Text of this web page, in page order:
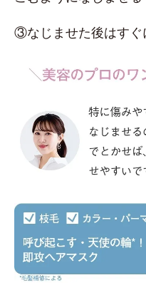
③なじませた後はすぐ